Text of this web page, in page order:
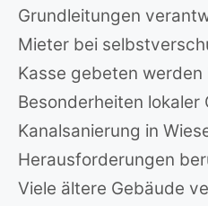
Grundleitungen
Mieter bei
Kasse gebeten werden
Besonderheiten lokaler
Kanalsanierung in
Herausforderungen
Viele ältere Gebäude